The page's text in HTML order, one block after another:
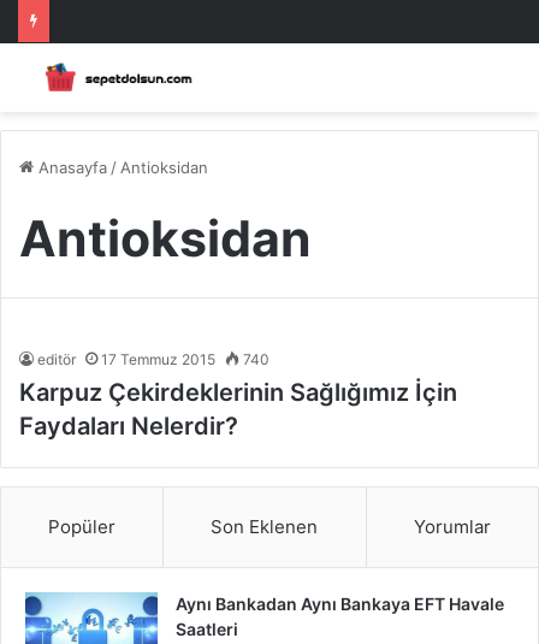
Anasayfa / Antioksidan
Antioksidan
editör 17 Temmuz 2015 740
Karpuz Çekirdeklerinin Sağlığımız İçin
Faydaları Nelerdir?
Popüler Son Eklenen Yorumlar
Aynı Bankadan Aynı Bankaya EFT Havale
Saatleri